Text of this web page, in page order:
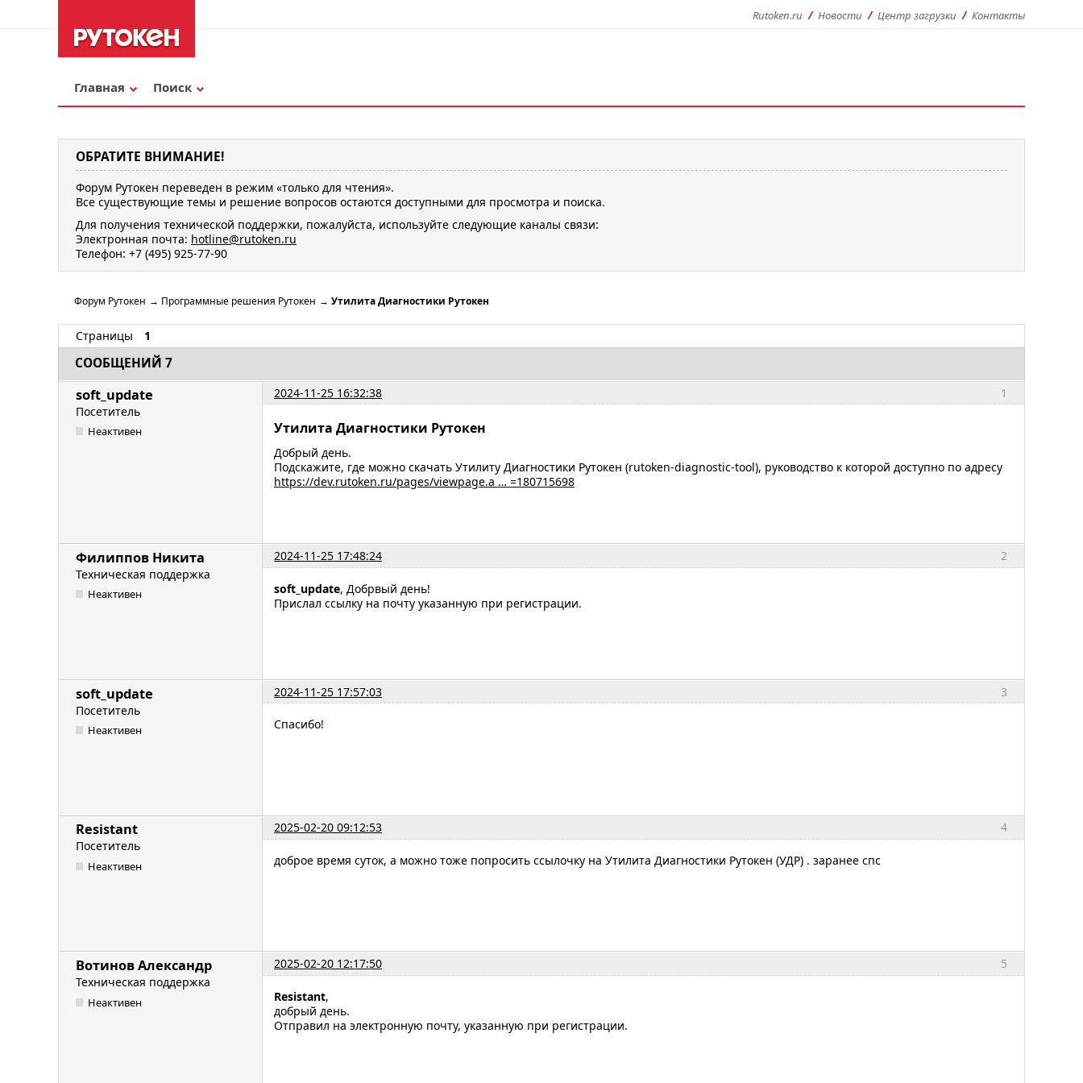
Rutoken.ru Новости Центр загрузки Контакты
Главная Поиск
ОБРАТИТЕ ВНИМАНИЕ!
Форум Рутокен переведен в режим «только для чтения».
Все существующие темы и решение вопросов остаются доступными для просмотра и поиска.
Для получения технической поддержки, пожалуйста, используйте следующие каналы связи:
Электронная почта: hotline@rutoken.ru
Телефон: +7 (495) 925-77-90
Форум Рутокен → Программные решения Рутокен → Утилита Диагностики Рутокен
Страницы 1
СООБЩЕНИЙ 7
1
soft_update
2024-11-25 16:32:38
Посетитель
Неактивен Утилита Диагностики Рутокен
Добрый день.
Подскажите, где можно скачать Утилиту Диагностики Рутокен (rutoken-diagnostic-tool), руководство к которой доступно по адресу
https://dev.rutoken.ru/pages/viewpage.a … =180715698
2
Филиппов Никита
2024-11-25 17:48:24
Техническая поддержка
Неактивен soft_update, Добрвый день!
Прислал ссылку на почту указанную при регистрации.
3
soft_update
2024-11-25 17:57:03
Посетитель
Неактивен Спасибо!
4
Resistant
2025-02-20 09:12:53
Посетитель
Неактивен доброе время суток, а можно тоже попросить ссылочку на Утилита Диагностики Рутокен (УДР) . заранее спс
5
Вотинов Александр
2025-02-20 12:17:50
Техническая поддержка
Неактивен Resistant,
добрый день.
Отправил на электронную почту, указанную при регистрации.